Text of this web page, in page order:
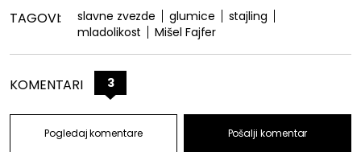
TAGOVI: slavne zvezde glumice
stajling
mladolikost
Mišel Fajfer
KOMENTARI 3
Pogledaj komentare Pošalji komentar